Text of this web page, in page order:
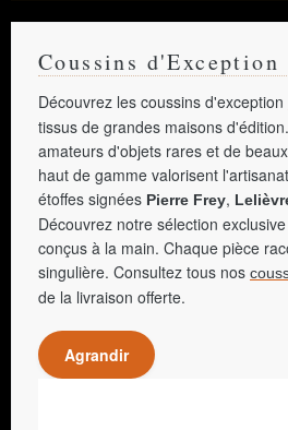
Coussins d'Exception
Découvrez les coussins d'exception
tissus de grandes maisons
amateurs d'objets rares et de
haut de gamme valorisent
étoffes signées Pierre Frey,
Découvrez notre sélection
conçus à la main. Chaque pièce
singulière. Consultez tous nos
de la livraison offerte.
Agrandir